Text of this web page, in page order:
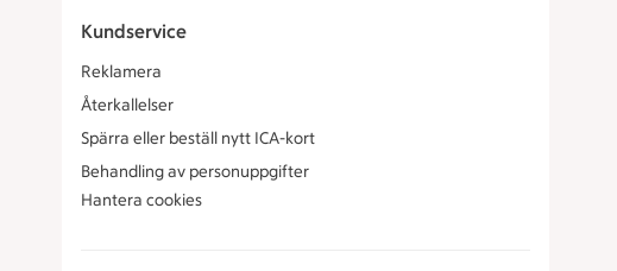
Kundservice
Reklamera
Återkallelser
Spärra eller beställ nytt ICA-kort
Behandling av personuppgifter
Hantera cookies